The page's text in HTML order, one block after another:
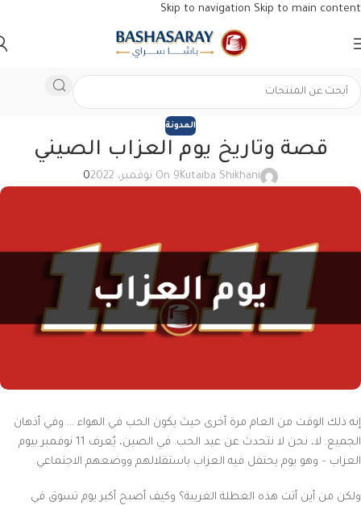
Skip to navigation Skip to main content
المدونة
قصة وتاريخ يوم العزاب الصيني
Kutaiba ShikhaniOn 9 نوفمبر، 2022 0
إنه ذلك الوقت من العام مرة أخرى حيث يكون الحب في الهواء … وفي أذهان
الجميع. لا، نحن لا نتحدث عن عيد الحب. في الصين، يُعرف 11 نوفمبر بيوم
العزاب – وهو يوم يحتفل فيه العزاب باستقلالهم ووضعهم الاجتماعي.
ولكن من أين أتت هذه العطلة الغريبة؟ وكيف أصبح أكبر يوم تسوق في